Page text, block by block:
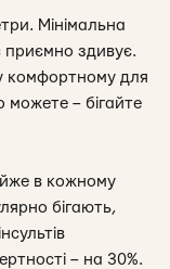
Мінімальна
приємно здивує.
комфортному для
можете – бігайте
в кожному
бігають,
– на 30%.